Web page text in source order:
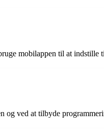
mobilappen til at indstille
og ved at tilbyde